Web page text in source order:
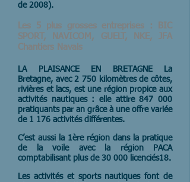
de 2008).
Les 5 plus grosses entreprises : BIC
SPORT, NAVICOM, GUELT, NKE, JFA
Chantiers Navals
LA PLAISANCE EN BRETAGNE La
Bretagne, avec 2 750 kilomètres de côtes,
rivières et lacs, est une région propice aux
activités nautiques : elle attire 847 000
pratiquants par an grâce à une offre variée
de 1 176 activités différentes.
C’est aussi la 1ère région dans la pratique
de la voile avec la région PACA
comptabilisant plus de 30 000 licenciés18.
Les activités et sports nautiques font de